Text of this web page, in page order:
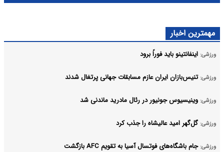
مهمترین اخبار
ورزشی: اینفانتینو باید فوراً برود
ورزشی: تنیس‌بازان ایران عازم مسابقات جهانی پرتغال شدند
ورزشی: وینیسیوس جونیور در رئال مادرید ماندنی شد
ورزشی: گل‌گهر امید عالیشاه را جذب کرد
ورزشی: جام باشگاه‌های فوتسال آسیا به تقویم AFC بازگشت